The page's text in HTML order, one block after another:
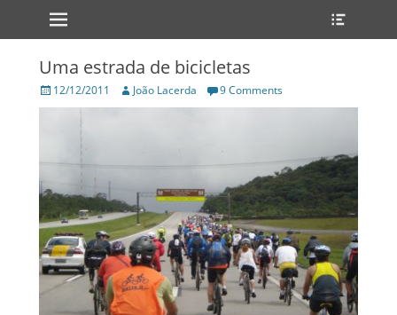
Primary Menu
Skip
Uma estrada de bicicletas
Posted
on
12/12/2011 Author
João Lacerda 9 Comments